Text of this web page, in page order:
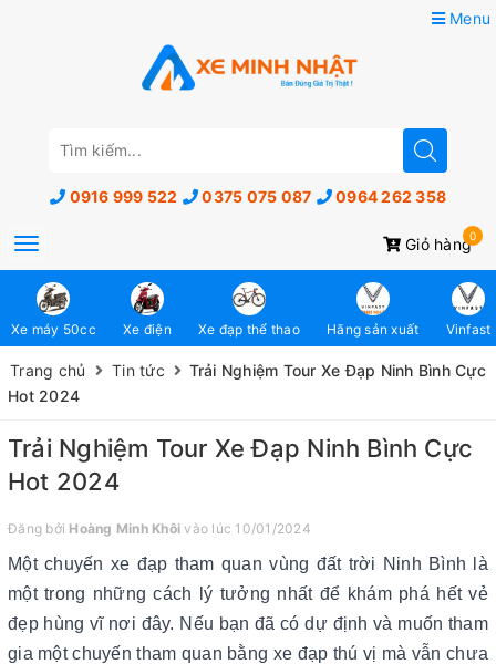
Menu
0916 999 522 0375 075 087 0964 262 358
Giỏ hàng0
Toggle
navigation
Xe máy 50cc Xe điện Xe đạp thể thao Hãng sản xuất Vinfast
Trang chủ Tin tức
Trải Nghiệm Tour Xe Đạp Ninh Bình Cực
Hot 2024
Trải Nghiệm Tour Xe Đạp Ninh Bình Cực
Hot 2024
Đăng bởi Hoàng Minh Khôi vào lúc 10/01/2024
Một chuyến xe đạp tham quan vùng đất trời Ninh Bình là
một trong những cách lý tưởng nhất để khám phá hết vẻ
đẹp hùng vĩ nơi đây. Nếu bạn đã có dự định và muốn tham
gia một chuyến tham quan bằng xe đạp thú vị mà vẫn chưa